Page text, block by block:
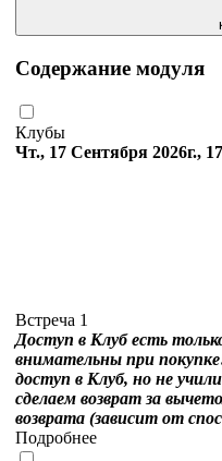
Содержание модуля
Клубы
Чт., 17 Сентября 2026г.,
Встреча 1
Доступ в Клуб есть
внимательны при
доступ в Клуб, но не
сделаем возврат за
возврата (зависит от
Подробнее